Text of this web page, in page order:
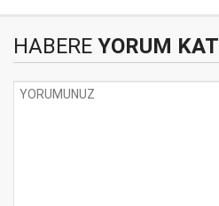
HABERE YORUM KAT